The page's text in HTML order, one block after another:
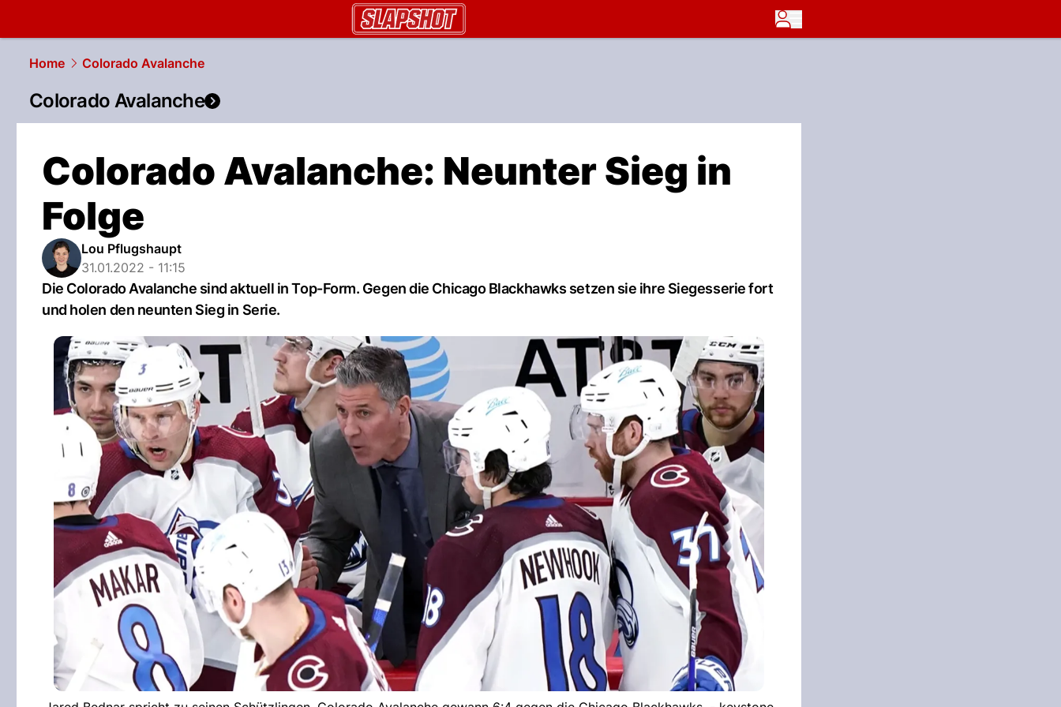
slapshot.NAU.ch
Home
Colorado Avalanche
Colorado Avalanche
Colorado Avalanche: Neunter Sieg in
Folge
Lou Pflugshaupt
31.01.2022 - 11:15
Die Colorado Avalanche sind aktuell in Top-Form. Gegen die Chicago Blackhawks setzen sie ihre Siegesserie fort
und holen den neunten Sieg in Serie.